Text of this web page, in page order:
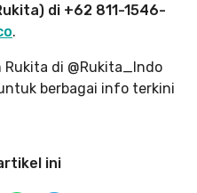
di +62 811-1546-
.
di @Rukita_Indo
berbagai info terkini
ini